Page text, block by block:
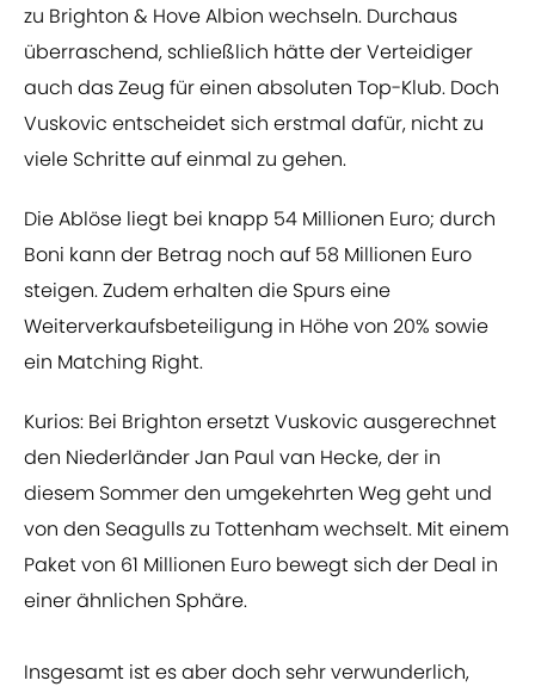
zu Brighton & Hove Albion wechseln. Durchaus
überraschend, schließlich hätte der Verteidiger
auch das Zeug für einen absoluten Top-Klub. Doch
Vuskovic entscheidet sich erstmal dafür, nicht zu
viele Schritte auf einmal zu gehen.
Die Ablöse liegt bei knapp 54 Millionen Euro; durch
Boni kann der Betrag noch auf 58 Millionen Euro
steigen. Zudem erhalten die Spurs eine
Weiterverkaufsbeteiligung in Höhe von 20% sowie
ein Matching Right.
Kurios: Bei Brighton ersetzt Vuskovic ausgerechnet
den Niederländer Jan Paul van Hecke, der in
diesem Sommer den umgekehrten Weg geht und
von den Seagulls zu Tottenham wechselt. Mit einem
Paket von 61 Millionen Euro bewegt sich der Deal in
einer ähnlichen Sphäre.
Insgesamt ist es aber doch sehr verwunderlich,